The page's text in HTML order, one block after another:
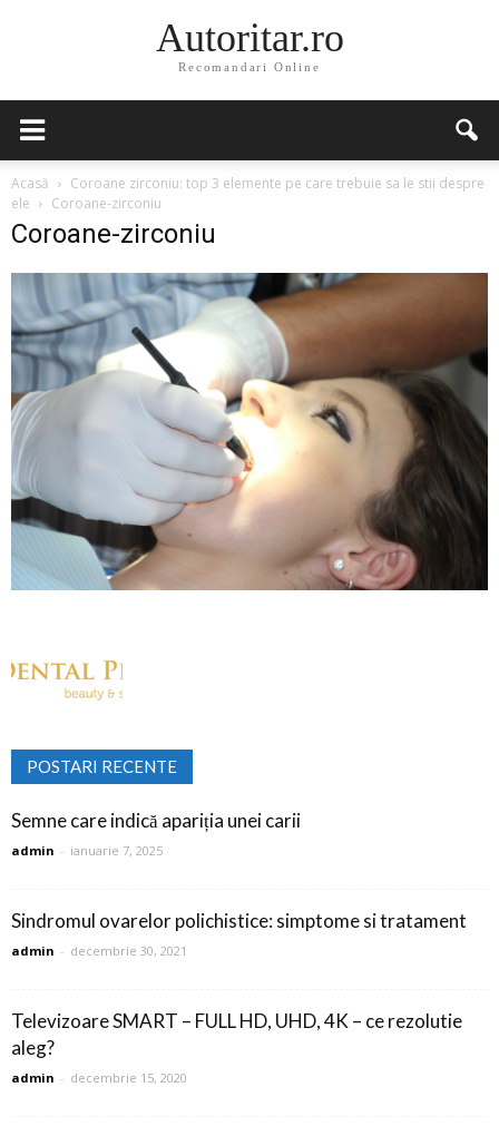
Autoritar.ro
Recomandari Online
Acasă
Coroane zirconiu: top 3 elemente pe care trebuie sa le stii despre
ele
Coroane-zirconiu
Coroane-zirconiu
POSTARI RECENTE
Semne care indică apariția unei carii
admin - ianuarie 7, 2025
Sindromul ovarelor polichistice: simptome si tratament
admin - decembrie 30, 2021
Televizoare SMART – FULL HD, UHD, 4K – ce rezolutie
aleg?
admin - decembrie 15, 2020